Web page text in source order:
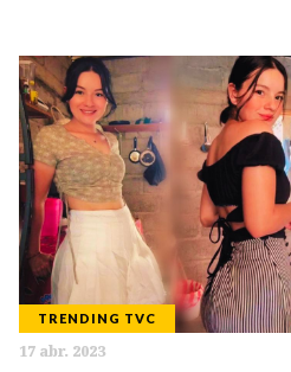
TRENDING TVC
17 abr. 2023